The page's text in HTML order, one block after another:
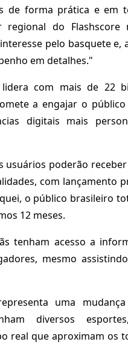
de forma prática e em
regional do
pelo basquete e,
em detalhes."
com mais de 22
a engajar o
digitais mais
usuários poderão
com lançamento
o público brasileiro
12 meses.
tenham acesso a
mesmo
uma
diversos
real que aproximam os